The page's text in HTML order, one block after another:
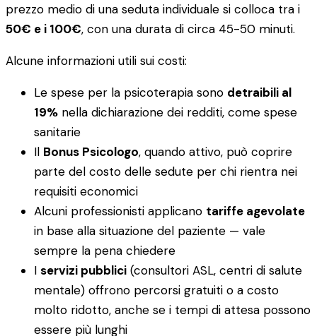
prezzo medio di una seduta individuale si colloca tra i
50€ e i 100€, con una durata di circa 45-50 minuti.
Alcune informazioni utili sui costi:
Le spese per la psicoterapia sono detraibili al
19% nella dichiarazione dei redditi, come spese
sanitarie
Il Bonus Psicologo, quando attivo, può coprire
parte del costo delle sedute per chi rientra nei
requisiti economici
Alcuni professionisti applicano tariffe agevolate
in base alla situazione del paziente — vale
sempre la pena chiedere
I servizi pubblici (consultori ASL, centri di salute
mentale) offrono percorsi gratuiti o a costo
molto ridotto, anche se i tempi di attesa possono
essere più lunghi